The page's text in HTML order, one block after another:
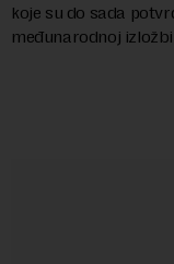
koje su do sada
međunarodnoj